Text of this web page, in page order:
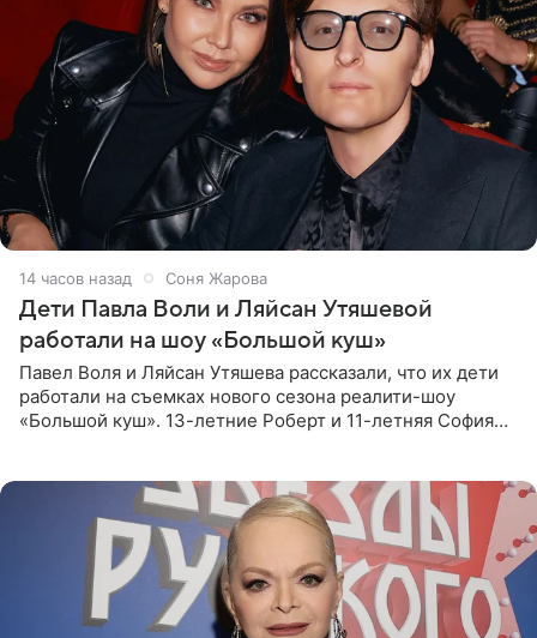
14 часов назад Соня Жарова
Дети Павла Воли и Ляйсан Утяшевой
работали на шоу «Большой куш»
Павел Воля и Ляйсан Утяшева рассказали, что их дети
работали на съемках нового сезона реалити-шоу
«Большой куш». 13-летние Роберт и 11-летняя София